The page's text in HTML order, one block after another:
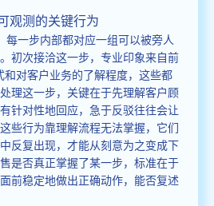
观测的关键行为
每一步内部都对应一组可以被旁人
初次接洽这一步，专业印象来自前
对客户业务的了解程度，这些都
理这一步，关键在于先理解客户顾
针对性地回应，急于反驳往往会让
些行为靠理解流程无法掌握，它们
反复出现，才能从刻意为之变成下
是否真正掌握了某一步，标准在于
前稳定地做出正确动作，能否复述